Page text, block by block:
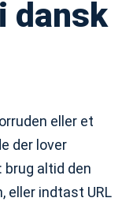
dansk
eller et
der lover
brug altid den
eller indtast URL